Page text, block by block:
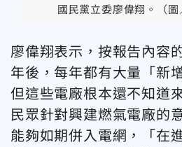
國民黨立委廖偉翔。（圖
廖偉翔表示，按報告內容
年後，每年都有大量「新
但這些電廠根本還不知道
民眾針對興建燃氣電廠的
能夠如期併入電網，「在